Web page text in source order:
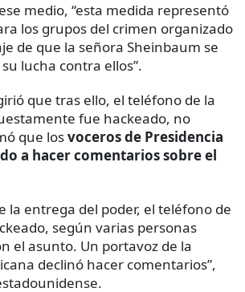
medio, “esta medida representó
los grupos del crimen organizado
de que la señora Sheinbaum se
lucha contra ellos”.
que tras ello, el teléfono de la
fue hackeado, no
que losvoceros de Presidencia
a hacer comentarios sobre el
la entrega del poder, el teléfono de
según varias personas
el asunto. Un portavoz de la
declinó hacer comentarios”,